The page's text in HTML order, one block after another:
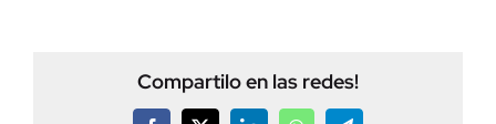
Compartilo en las redes!